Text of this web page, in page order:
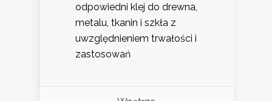
odpowiedni klej do drewna,
metalu, tkanin i szkła z
uwzględnieniem trwałości i
zastosowań